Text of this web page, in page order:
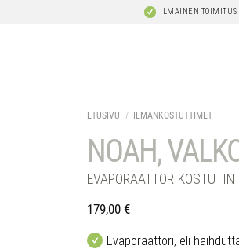
ILMAINEN TOIMITUS
ETUSIVU / ILMANKOSTUTTIMET
NOAH,
179,00 €
Evaporaattori, eli